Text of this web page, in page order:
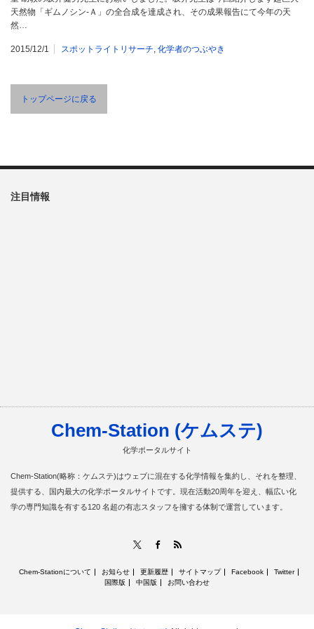
天然物「ギムノシン-Ａ」の全合成を達成され、その成果報告にて今年の天
然…
2015/12/1 スポットライトリサーチ 化学者のつぶやき
トップページに戻る
注目情報
Chem-Station (ケムステ)
化学ポータルサイト
Chem-Station(略称：ケムステ)はウェブに混在する化学情報を集約し、それを整理、
提供する、国内最大の化学ポータルサイトです。現在活動20周年を迎え、幅広い化
学の専門知識を有する120 名超の有志スタッフを擁する体制で運営しています。
Facebook
Chem-Stationについて お知らせ 更新履歴 サイトマップ Facebook
Twitter
国際版
中国版 お問い合わせ